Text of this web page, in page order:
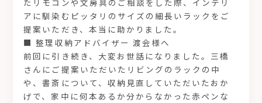
たリモコンや文房具のご相談をした際、インテリ
アに馴染むピッタリのサイズの細長いラックをご
提案いただき、本当に助かりました。
■ 整理収納アドバイザー 渡会様へ
前回に引き続き、大変お世話になりました。三橋
さんにご提案いただいたリビングのラックの中
や、書斎について、収納見直していただいたおか
げで、家中に何本あるか分からなかった赤ペンな